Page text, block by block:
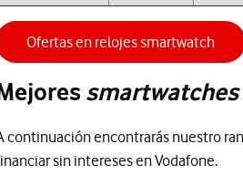
Ofertas en relojes smartwatch
smartwatches
continuación encontrarás nuestro
sin intereses en Vodafone.